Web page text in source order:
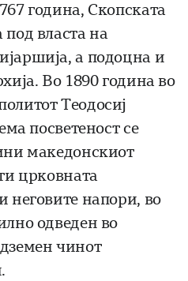
година, Скопската
под власта на
а подоцна и
Во 1890 година во
Теодосиј
посветеност се
македонскиот
црковната
неговите напори, во
одведен во
чинот